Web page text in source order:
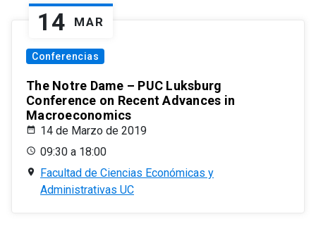
14 MAR
Conferencias
The Notre Dame – PUC Luksburg
Conference on Recent Advances in
Macroeconomics
14 de Marzo de 2019
09:30 a 18:00
Facultad de Ciencias Económicas y
Administrativas UC